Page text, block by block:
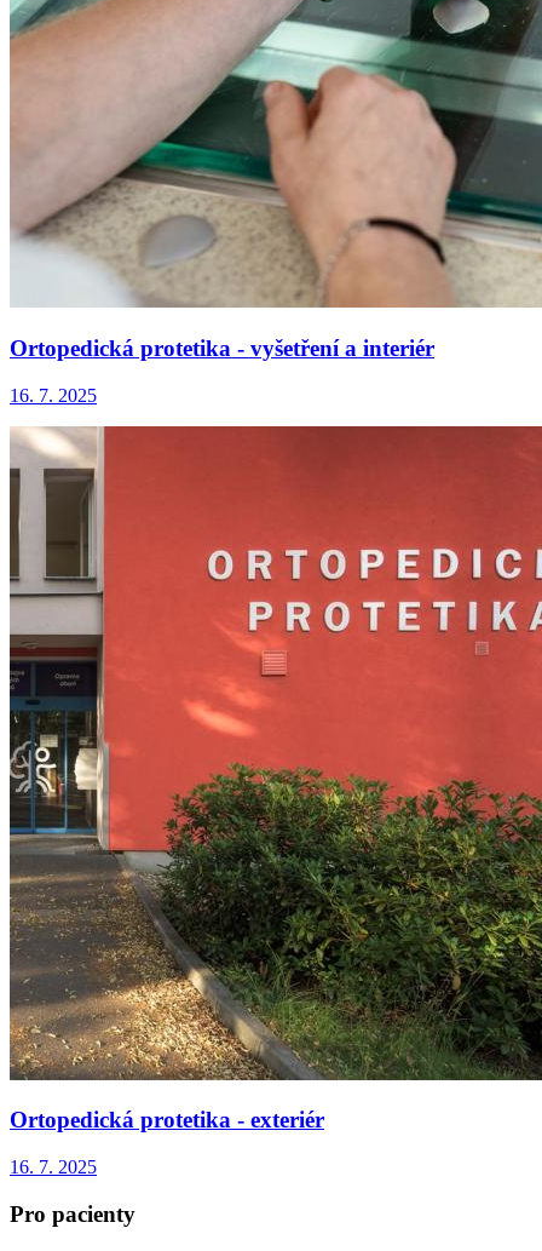
Ortopedická protetika - vyšetření a interiér
16. 7. 2025
Ortopedická protetika - exteriér
16. 7. 2025
Pro pacienty